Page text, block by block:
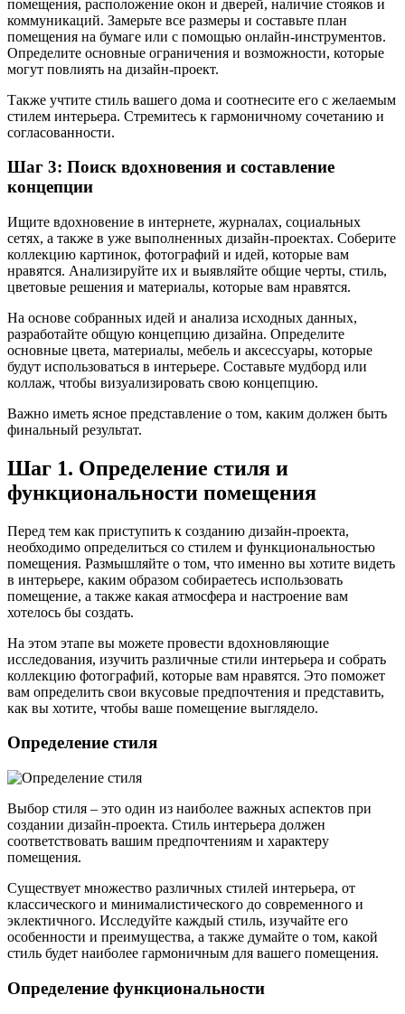
помещения, расположение окон и дверей, наличие стояков и
коммуникаций. Замерьте все размеры и составьте план
помещения на бумаге или с помощью онлайн-инструментов.
Определите основные ограничения и возможности, которые
могут повлиять на дизайн-проект.
Также учтите стиль вашего дома и соотнесите его с желаемым
стилем интерьера. Стремитесь к гармоничному сочетанию и
согласованности.
Шаг 3: Поиск вдохновения и составление
концепции
Ищите вдохновение в интернете, журналах, социальных
сетях, а также в уже выполненных дизайн-проектах. Соберите
коллекцию картинок, фотографий и идей, которые вам
нравятся. Анализируйте их и выявляйте общие черты, стиль,
цветовые решения и материалы, которые вам нравятся.
На основе собранных идей и анализа исходных данных,
разработайте общую концепцию дизайна. Определите
основные цвета, материалы, мебель и аксессуары, которые
будут использоваться в интерьере. Составьте мудборд или
коллаж, чтобы визуализировать свою концепцию.
Важно иметь ясное представление о том, каким должен быть
финальный результат.
Шаг 1. Определение стиля и
функциональности помещения
Перед тем как приступить к созданию дизайн-проекта,
необходимо определиться со стилем и функциональностью
помещения. Размышляйте о том, что именно вы хотите видеть
в интерьере, каким образом собираетесь использовать
помещение, а также какая атмосфера и настроение вам
хотелось бы создать.
На этом этапе вы можете провести вдохновляющие
исследования, изучить различные стили интерьера и собрать
коллекцию фотографий, которые вам нравятся. Это поможет
вам определить свои вкусовые предпочтения и представить,
как вы хотите, чтобы ваше помещение выглядело.
Определение стиля
Выбор стиля – это один из наиболее важных аспектов при
создании дизайн-проекта. Стиль интерьера должен
соответствовать вашим предпочтениям и характеру
помещения.
Существует множество различных стилей интерьера, от
классического и минималистического до современного и
эклектичного. Исследуйте каждый стиль, изучайте его
особенности и преимущества, а также думайте о том, какой
стиль будет наиболее гармоничным для вашего помещения.
Определение функциональности